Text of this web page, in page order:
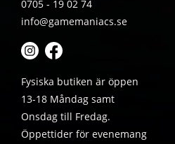
0705 - 19 02 74
info@gamemaniacs.se
Fysiska butiken är öppen
13-18 Måndag samt
Onsdag till Fredag.
Öppettider för evenemang